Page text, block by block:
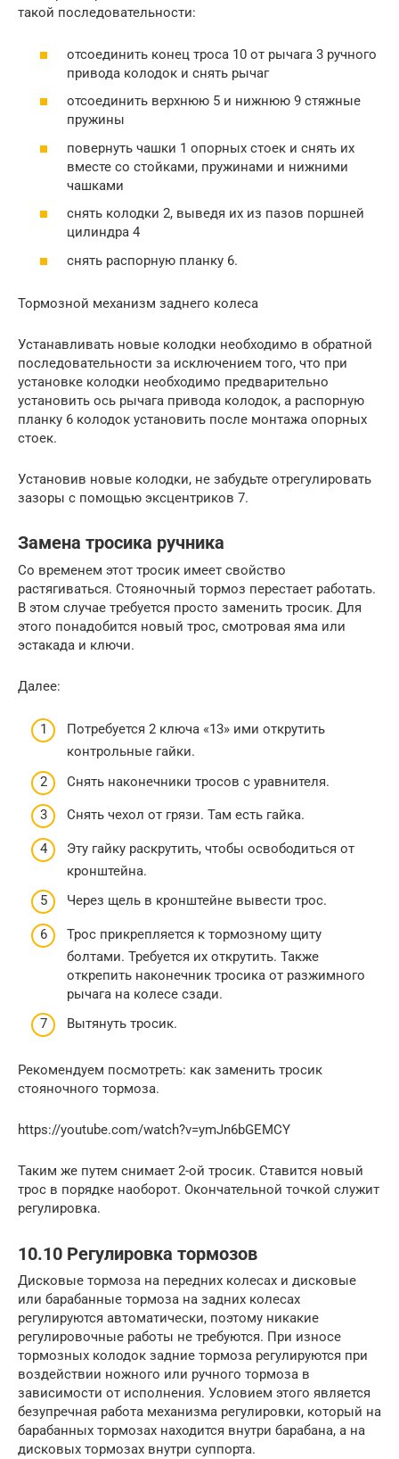
такой последовательности:
отсоединить конец троса 10 от рычага 3 ручного
привода колодок и снять рычаг
отсоединить верхнюю 5 и нижнюю 9 стяжные
пружины
повернуть чашки 1 опорных стоек и снять их
вместе со стойками, пружинами и нижними
чашками
снять колодки 2, выведя их из пазов поршней
цилиндра 4
снять распорную планку 6.
Тормозной механизм заднего колеса
Устанавливать новые колодки необходимо в обратной
последовательности за исключением того, что при
установке колодки необходимо предварительно
установить ось рычага привода колодок, а распорную
планку 6 колодок установить после монтажа опорных
стоек.
Установив новые колодки, не забудьте отрегулировать
зазоры с помощью эксцентриков 7.
Замена тросика ручника
Со временем этот тросик имеет свойство
растягиваться. Стояночный тормоз перестает работать.
В этом случае требуется просто заменить тросик. Для
этого понадобится новый трос, смотровая яма или
эстакада и ключи.
Далее:
Потребуется 2 ключа «13» ими открутить
контрольные гайки.
Снять наконечники тросов с уравнителя.
Снять чехол от грязи. Там есть гайка.
Эту гайку раскрутить, чтобы освободиться от
кронштейна.
Через щель в кронштейне вывести трос.
Трос прикрепляется к тормозному щиту
болтами. Требуется их открутить. Также
открепить наконечник тросика от разжимного
рычага на колесе сзади.
Вытянуть тросик.
Рекомендуем посмотреть: как заменить тросик
стояночного тормоза.
https://youtube.com/watch?v=ymJn6bGEMCY
Таким же путем снимает 2-ой тросик. Ставится новый
трос в порядке наоборот. Окончательной точкой служит
регулировка.
10.10 Регулировка тормозов
Дисковые тормоза на передних колесах и дисковые
или барабанные тормоза на задних колесах
регулируются автоматически, поэтому никакие
регулировочные работы не требуются. При износе
тормозных колодок задние тормоза регулируются при
воздействии ножного или ручного тормоза в
зависимости от исполнения. Условием этого является
безупречная работа механизма регулировки, который на
барабанных тормозах находится внутри барабана, а на
дисковых тормозах внутри суппорта.